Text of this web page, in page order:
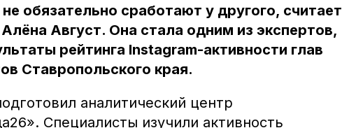
обязательно сработают у другого, считает
Август. Она стала одним из экспертов,
рейтинга Instagram-активности глав
Ставропольского края.
аналитический центр
Специалисты изучили активность